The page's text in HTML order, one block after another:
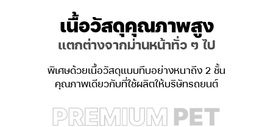
เนื้อวัสดุคุณภาพสูง
แตกต่างจากม่านหน้าทั่ว ๆ ไป
พิเศษด้วยเนื้อวัสดุแบบทึบอย่างหนาถึง 2 ชั้น
คุณภาพเดียวกับที่ใช้ผลิตให้บริษัทรถยนต์